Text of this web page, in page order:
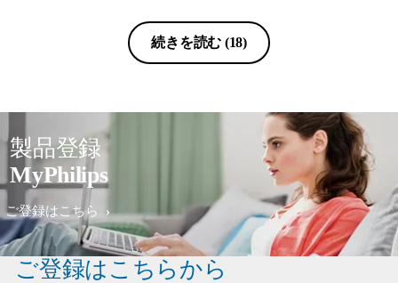
ชาร์จนานไปหน่อยแต่โดยรวมแล้วสม
ราคา ใช้เครื่องโกนหนวดไฟฟ้าครั้งแรก
ของ Philips ยี่ห้อนี้หลายๆคนบอกว่าดีเลย
คือชาร์จนานไปหน่อยแต่โดยรวมแล้วสม
ราคาควรค่าอย่างยิ่ง ใช้เครื่องโกนหนวด
ไฟฟ้าครั้งแรกของ Philips ยี่ห้อนี้หลายๆ
คนบอกว่าดีเลยลองซื้อมาใช้ดูผลปรากฏ
ว่าใช้ดีโกนแล้วไม่บาดผิวไม่ระคายเคือง
เสียอย่างเดียวคือชาร์จนานไปหน่อยแต่
โดยรวมแล้วสมราคาควรค่าอย่างยิ่ง
แนะนำครับ
続きを読む (18)
製品登録
MyPhilips
ご登録はこちら
ご登録はこちらから